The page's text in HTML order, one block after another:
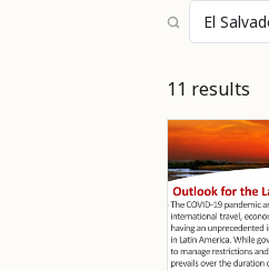
11 results